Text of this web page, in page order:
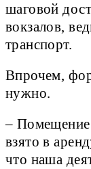
шаговой
вокзалов,
транспорт.
Впрочем,
нужно.
– Помещение
взято в
что наша